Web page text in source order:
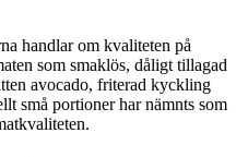
handlar om kvaliteten på
som smaklös, dåligt tillagad
avocado, friterad kyckling
små portioner har nämnts som